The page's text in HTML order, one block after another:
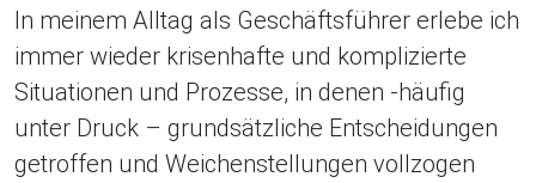
In meinem Alltag als Geschäftsführer erlebe ich
immer wieder krisenhafte und komplizierte
Situationen und Prozesse, in denen -häufig
unter Druck – grundsätzliche Entscheidungen
getroffen und Weichenstellungen vollzogen